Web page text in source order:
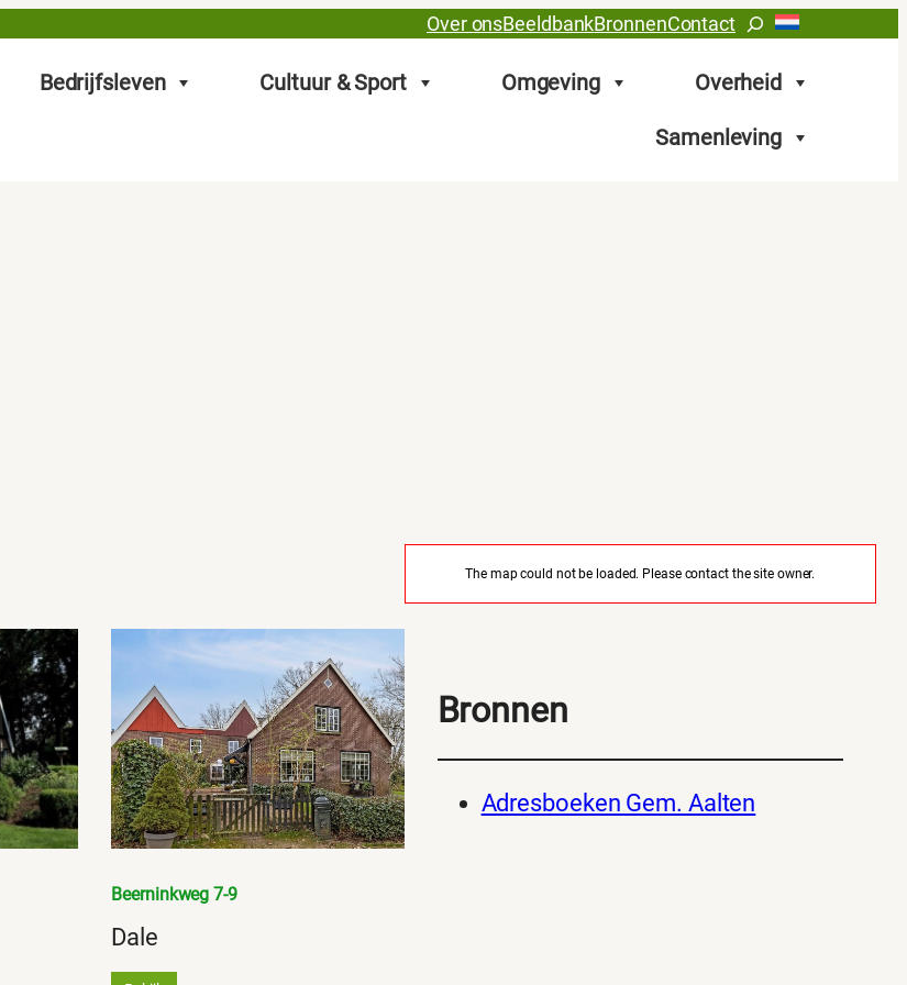
Over onsBeeldbankBronnenContactZoeken
Bedrijfsleven Cultuur & Sport Omgeving Overheid
Samenleving
Beerninkweg 7-9
Dale
The map could not be loaded. Please contact the site owner.
Bronnen
Adresboeken Gem. Aalten